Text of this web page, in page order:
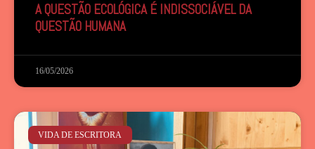
A QUESTÃO ECOLÓGICA É INDISSOCIÁVEL DA
QUESTÃO HUMANA
16/05/2026
VIDA DE ESCRITORA